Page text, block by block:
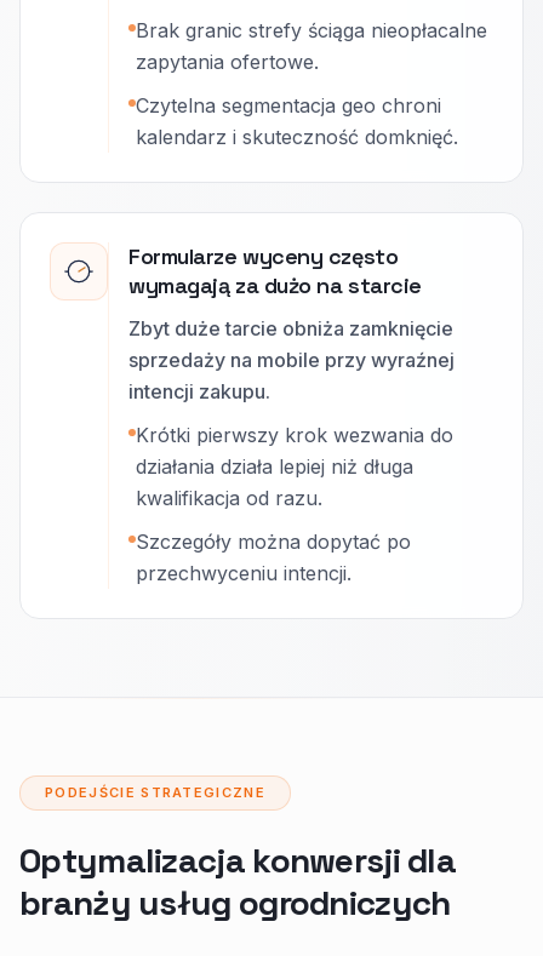
Brak granic strefy ściąga nieopłacalne
zapytania ofertowe.
Czytelna segmentacja geo chroni
kalendarz i skuteczność domknięć.
Formularze wyceny często
wymagają za dużo na starcie
Zbyt duże tarcie obniża zamknięcie
sprzedaży na mobile przy wyraźnej
intencji zakupu.
Krótki pierwszy krok wezwania do
działania działa lepiej niż długa
kwalifikacja od razu.
Szczegóły można dopytać po
przechwyceniu intencji.
PODEJŚCIE STRATEGICZNE
Optymalizacja konwersji dla
branży usług ogrodniczych